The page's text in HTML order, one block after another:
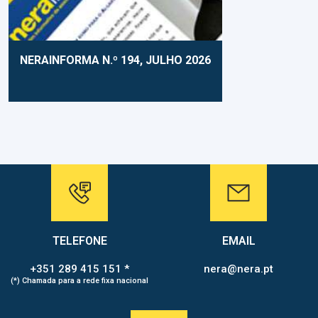
NERAINFORMA N.º 194, JULHO 2026
TELEFONE
+351 289 415 151 *
(*) Chamada para a rede fixa nacional
EMAIL
nera@nera.pt